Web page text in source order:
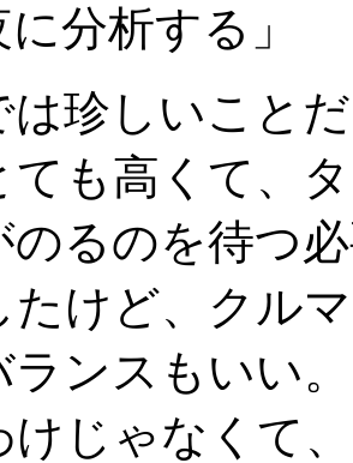
分析する」
は珍しいこと
ても高くて、
のるのを待つ
たけど、クル
ランスもいい
けじゃなくて